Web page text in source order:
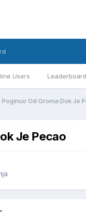
Users Leaderboard
Poginuo Od Groma Dok Je
Je Pecao